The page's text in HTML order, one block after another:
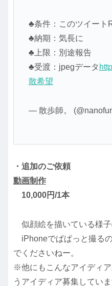
♣条件：このツイート
♣納期：気長に
♣上限：別途報告
♣受渡：jpegデータ
散希望️
— 散歩師。
・追加のご依頼
動画制作
10,000円/1本
似顔絵を描いている様
iPhoneでぱぱっと撮る
でくださいねー。
※他にもこんなアイディ
うアイディア募集していま